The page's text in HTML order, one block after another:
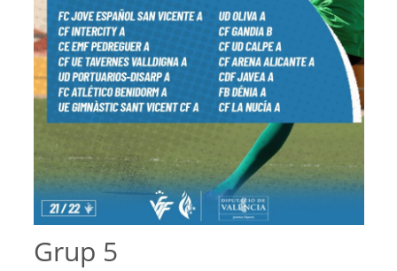
Grup 5